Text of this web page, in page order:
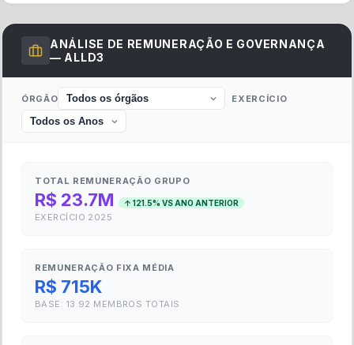
ANÁLISE DE REMUNERAÇÃO E GOVERNANÇA
— ALLD3
ÓRGÃO EXERCÍCIO
TOTAL REMUNERAÇÃO GRUPO
R$ 23.7M ↑ 121.5% VS ANO ANTERIOR
EXERCÍCIO 2025
REMUNERAÇÃO FIXA MÉDIA
R$ 715K
BASE: 13.92 MEMBROS TOTAIS